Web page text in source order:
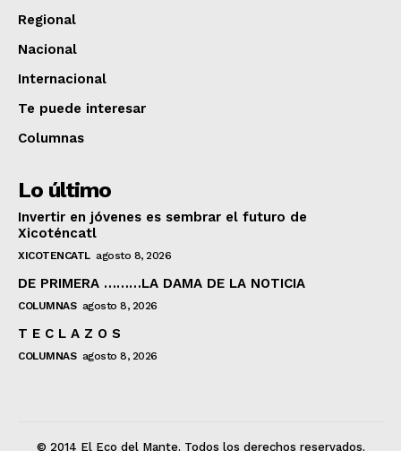
Regional
Nacional
Internacional
Te puede interesar
Columnas
Lo último
Invertir en jóvenes es sembrar el futuro de
Xicoténcatl
XICOTENCATL agosto 8, 2026
DE PRIMERA ………LA DAMA DE LA NOTICIA
COLUMNAS agosto 8, 2026
T E C L A Z O S
COLUMNAS agosto 8, 2026
© 2014 El Eco del Mante. Todos los derechos reservados.